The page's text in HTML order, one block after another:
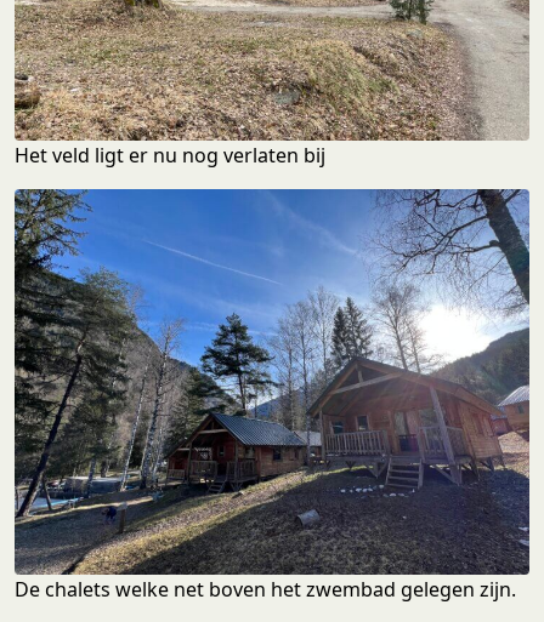
Het veld ligt er nu nog verlaten bij
De chalets welke net boven het zwembad gelegen zijn.